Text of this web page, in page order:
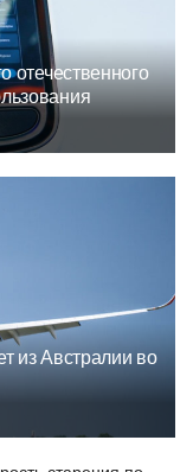
отечественного
из Австралии во